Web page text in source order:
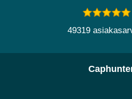
49319